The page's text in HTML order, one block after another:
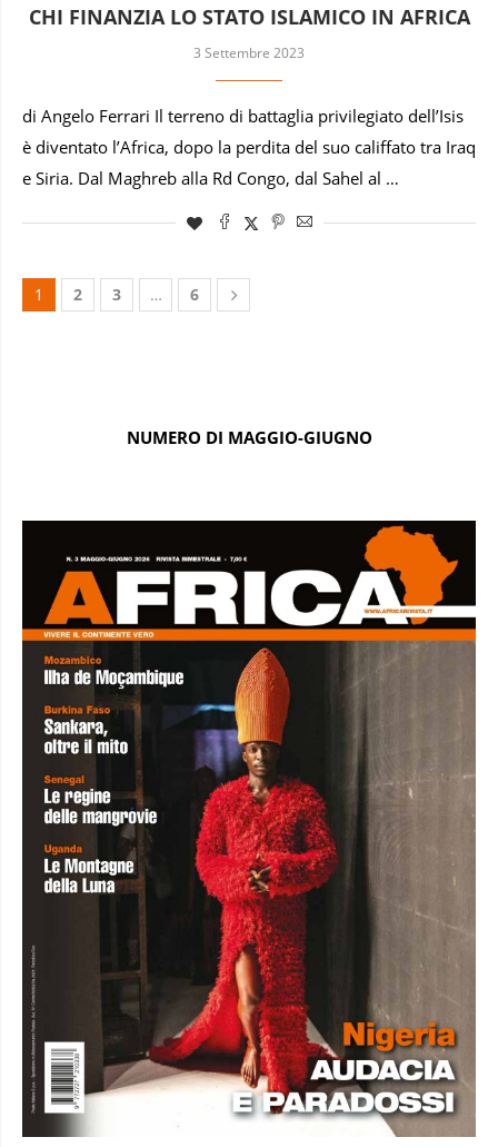
CHI FINANZIA LO STATO ISLAMICO IN AFRICA
3 Settembre 2023
di Angelo Ferrari Il terreno di battaglia privilegiato dell’Isis
è diventato l’Africa, dopo la perdita del suo califfato tra Iraq
e Siria. Dal Maghreb alla Rd Congo, dal Sahel al …
1 2 3 … 6
NUMERO DI MAGGIO-GIUGNO